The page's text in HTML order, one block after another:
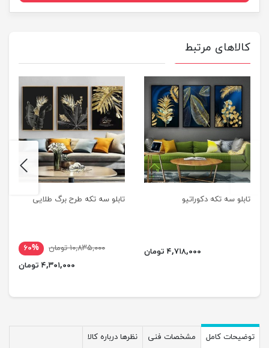
کالاهای مرتبط
تابلو سه تکه دکوراتیو
۴,۷۱۸,۰۰۰ تومان
تابلو سه تکه طرح برگ طلایی
۱۰,۸۳۵,۰۰۰ تومان
۶۰%
۴,۳۰۱,۰۰۰ تومان
previus
توضیحات کامل مشخصات فنی نظرها درباره کالا